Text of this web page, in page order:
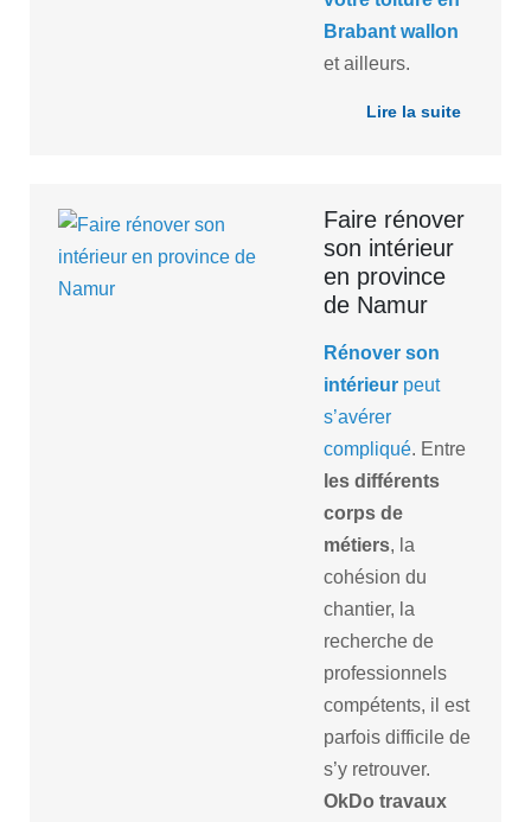
Brabant wallon
et ailleurs.
Lire la suite
Faire rénover
son intérieur
en province
de Namur
Rénover son
intérieur peut
s’avérer
compliqué. Entre
les différents
corps de
métiers, la
cohésion du
chantier, la
recherche de
professionnels
compétents, il est
parfois difficile de
s’y retrouver.
OkDo travaux